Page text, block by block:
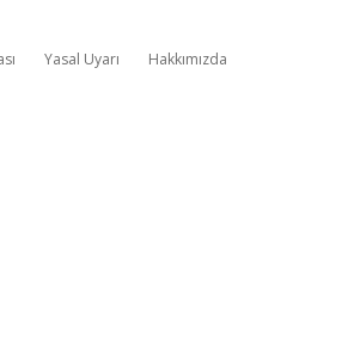
Yasal Uyarı Hakkımızda